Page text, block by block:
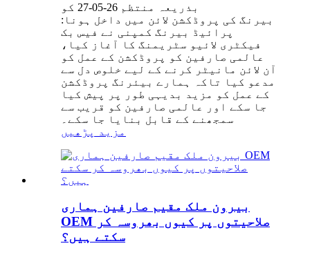
بذریعہ منتظم 26-05-27 کو
بیرنگ کی پروڈکشن لائن میں داخل ہونا:
پرائیڈ بیرنگ کمپنی نے فیس بک
فیکٹری لائیو سٹریمنگ کا آغاز کیا،
عالمی صارفین کو پروڈکشن کے عمل کو
آن لائن مانیٹر کرنے کے لیے خلوص دل سے
مدعو کیا تاکہ ہمارے بیئرنگ پروڈکشن
کے عمل کو مزید بدیہی طور پر پیش کیا
جا سکے اور عالمی صارفین کو قریب سے
سمجھنے کے قابل بنایا جا سکے۔
مزید پڑھیں
بیرون ملک مقیم صارفین ہماری
OEM صلاحیتوں پر کیوں بھروسہ کر
سکتے ہیں؟